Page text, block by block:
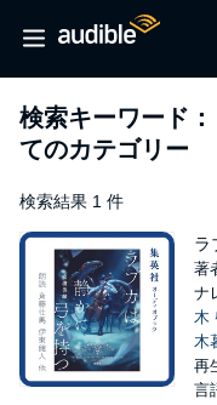
検索キーワード
てのカテゴリー
検索結果 1 件
ラ
著
ナ
木
木
再
言